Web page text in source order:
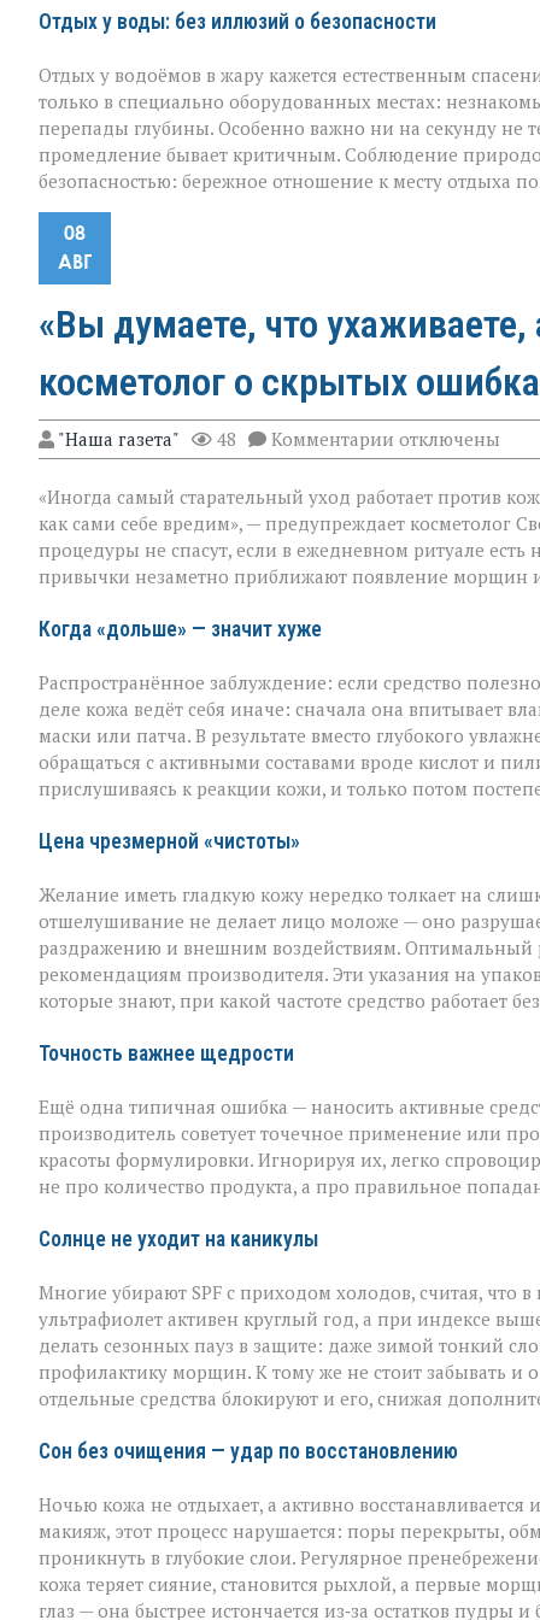
Отдых у воды: без иллюзий о безопасности
Отдых у водоёмов в жару кажется естественным
только в специально оборудованных местах:
перепады глубины. Особенно важно ни на секунду не
промедление бывает критичным. Соблюдение
безопасностью: бережное отношение к месту отдыха
08
АВГ
«Вы думаете, что ухаживаете,
косметолог о скрытых
"Наша газета" 48 Комментарии к
записи
думаете,
что
а
на
о
скрытых
ошибках
в
уходе
отключены
«Иногда самый старательный уход работает против
как сами себе вредим», — предупреждает косметолог
процедуры не спасут, если в ежедневном ритуале
привычки незаметно приближают появление морщин
Когда «дольше» — значит хуже
Распространённое заблуждение: если средство
деле кожа ведёт себя иначе: сначала она впитывает
маски или патча. В результате вместо глубокого
обращаться с активными составами вроде кислот и
прислушиваясь к реакции кожи, и только потом
Цена чрезмерной «чистоты»
Желание иметь гладкую кожу нередко толкает на
отшелушивание не делает лицо моложе — оно
раздражению и внешним воздействиям. Оптимальный
рекомендациям производителя. Эти указания на
которые знают, при какой частоте средство работает
Точность важнее щедрости
Ещё одна типичная ошибка — наносить активные
производитель советует точечное применение или
красоты формулировки. Игнорируя их, легко
не про количество продукта, а про правильное
Солнце не уходит на каникулы
Многие убирают SPF с приходом холодов, считая,
ультрафиолет активен круглый год, а при индексе
делать сезонных пауз в защите: даже зимой тонкий
профилактику морщин. К тому же не стоит забывать и
отдельные средства блокируют и его, снижая
Сон без очищения — удар по восстановлению
Ночью кожа не отдыхает, а активно
макияж, этот процесс нарушается: поры перекрыты,
проникнуть в глубокие слои. Регулярное
кожа теряет сияние, становится рыхлой, а первые
глаз — она быстрее истончается из‑за остатков пудры